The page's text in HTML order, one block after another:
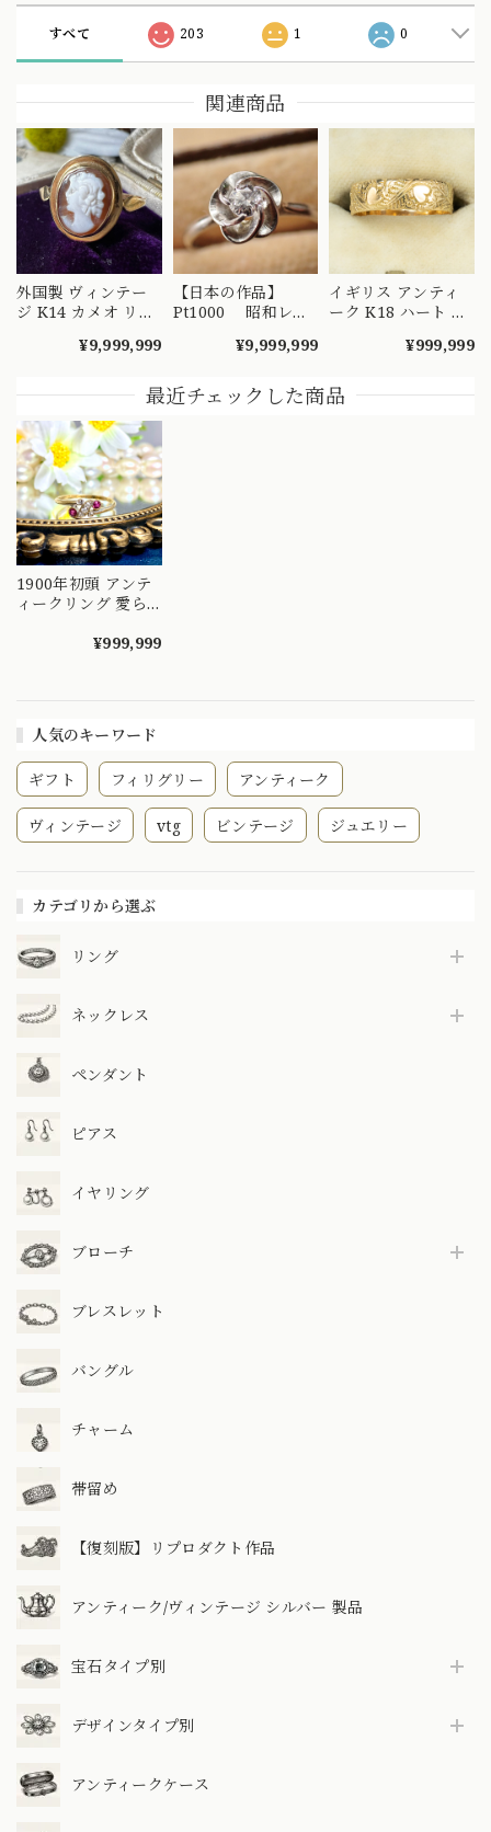
人気のキーワード
ギフト フィリグリー アンティーク
ヴィンテージ vtg ビンテージ ジュエリー
カテゴリから選ぶ
リング
ネックレス
ペンダント
ピアス
イヤリング
ブローチ
ブレスレット
バングル
チャーム
帯留め
【復刻版】リプロダクト作品
アンティーク/ヴィンテージ シルバー 製品
宝石タイプ別
デザインタイプ別
アンティークケース
すべて 203 1 0
関連商品
外国製 ヴィンテー
ジ K14 カメオ リン
しめるようなデザイ
¥9,999,999
【日本の作品】
Pt1000 昭和レト
リング 捻り梅
り 吉祥文様 ～
楚々とした可憐な華
¥9,999,999
イギリス アンティ
ーク K18 ハート エ
り リング 1908年 バ
ーディアン 全周彫
刻 総柄 MR00841
¥999,999
最近チェックした商品
1900年初頭 アンテ
ィークリング 愛ら
オールドマインカッ
¥999,999